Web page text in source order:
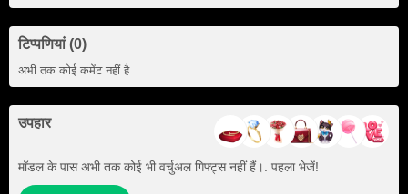
टिप्पणियां (0)
अभी तक कोई कमेंट नहीं है
उपहार
मॉडल के पास अभी तक कोई भी वर्चुअल गिफ्ट्स नहीं हैं।. पहला भेजें!